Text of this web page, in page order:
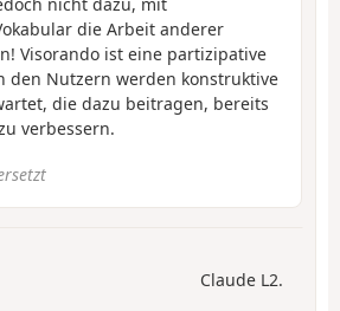
die Arbeit anderer
Visorando ist eine partizipative
den Nutzern werden konstruktive
die dazu beitragen, bereits
verbessern.
Claude L2.